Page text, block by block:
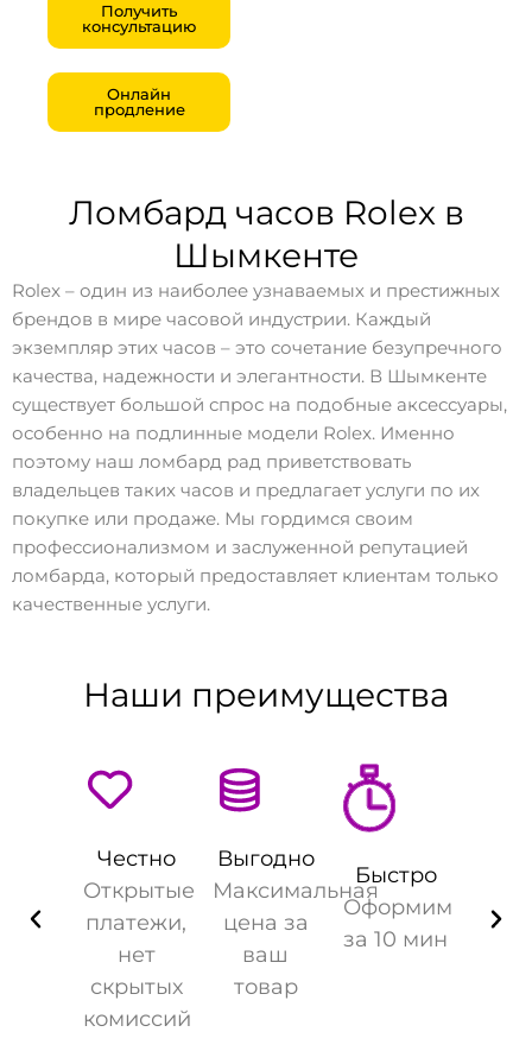
Получить
консультацию
Онлайн
продление
Ломбард часов Rolex в
Шымкенте
Rolex – один из наиболее узнаваемых и престижных
брендов в мире часовой индустрии. Каждый
экземпляр этих часов – это сочетание безупречного
качества, надежности и элегантности. В Шымкенте
существует большой спрос на подобные аксессуары,
особенно на подлинные модели Rolex. Именно
поэтому наш ломбард рад приветствовать
владельцев таких часов и предлагает услуги по их
покупке или продаже. Мы гордимся своим
профессионализмом и заслуженной репутацией
ломбарда, который предоставляет клиентам только
качественные услуги.
Наши преимущества
Честно
Открытые
платежи,
нет
скрытых
комиссий
Выгодно
Максимальная
цена за
ваш
товар
Быстро
Оформим
за 10 мин